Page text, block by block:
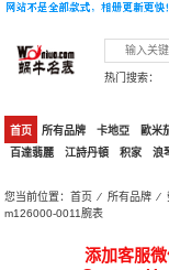
热门搜索：
首页 所有品牌 卡地亞 歐米
百達翡麗
江詩丹頓 积家 浪
您当前位置：首页 ⁄所有品牌 ⁄
m126000-0011腕表
添加客服